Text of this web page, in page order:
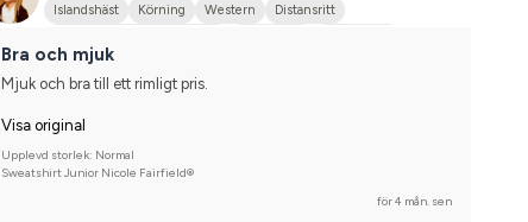
Islandshäst
Körning Western
Distansritt
Tävlingsrider på hobbynivå
Bra och mjuk
Mjuk och bra till ett rimligt pris.
Visa original
Upplevd storlek: Normal
Sweatshirt Junior Nicole Fairfield®
för 4 mån. sen